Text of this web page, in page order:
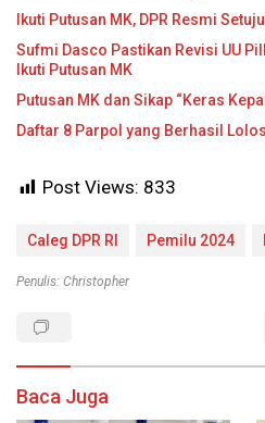
Ikuti Putusan MK, DPR Resmi
Sufmi Dasco Pastikan Revisi UU
Ikuti Putusan MK
Putusan MK dan Sikap “Keras
Daftar 8 Parpol yang Berhasil
Post Views: 833
Caleg DPR RI Pemilu 2024
Penulis: Christopher
Baca Juga